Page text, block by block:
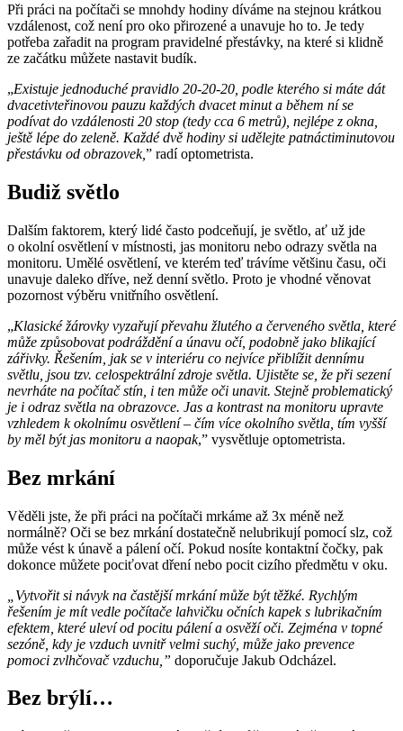
Při práci na počítači se mnohdy hodiny díváme na stejnou krátkou
vzdálenost, což není pro oko přirozené a unavuje ho to. Je tedy
potřeba zařadit na program pravidelné přestávky, na které si klidně
ze začátku můžete nastavit budík.
„Existuje jednoduché pravidlo 20-20-20, podle kterého si máte dát
dvacetivteřinovou pauzu každých dvacet minut a během ní se
podívat do vzdálenosti 20 stop (tedy cca 6 metrů), nejlépe z okna,
ještě lépe do zeleně. Každé dvě hodiny si udělejte patnáctiminutovou
přestávku od obrazovek,” radí optometrista.
Budiž světlo
Dalším faktorem, který lidé často podceňují, je světlo, ať už jde
o okolní osvětlení v místnosti, jas monitoru nebo odrazy světla na
monitoru. Umělé osvětlení, ve kterém teď trávíme většinu času, oči
unavuje daleko dříve, než denní světlo. Proto je vhodné věnovat
pozornost výběru vnitřního osvětlení.
„Klasické žárovky vyzařují převahu žlutého a červeného světla, které
může způsobovat podráždění a únavu očí, podobně jako blikající
zářivky. Řešením, jak se v interiéru co nejvíce přiblížit dennímu
světlu, jsou tzv. celospektrální zdroje světla. Ujistěte se, že při sezení
nevrháte na počítač stín, i ten může oči unavit. Stejně problematický
je i odraz světla na obrazovce. Jas a kontrast na monitoru upravte
vzhledem k okolnímu osvětlení – čím více okolního světla, tím vyšší
by měl být jas monitoru a naopak,” vysvětluje optometrista.
Bez mrkání
Věděli jste, že při práci na počítači mrkáme až 3x méně než
normálně? Oči se bez mrkání dostatečně nelubrikují pomocí slz, což
může vést k únavě a pálení očí. Pokud nosíte kontaktní čočky, pak
dokonce můžete pociťovat dření nebo pocit cizího předmětu v oku.
„Vytvořit si návyk na častější mrkání může být těžké. Rychlým
řešením je mít vedle počítače lahvičku očních kapek s lubrikačním
efektem, které uleví od pocitu pálení a osvěží oči. Zejména v topné
sezóně, kdy je vzduch uvnitř velmi suchý, může jako prevence
pomoci zvlhčovač vzduchu,” doporučuje Jakub Odcházel.
Bez brýlí…